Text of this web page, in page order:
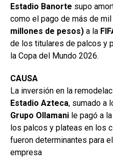
Estadio Banorte supo
como el pago de más de
millones de pesos) a la
de los titulares de palcos y
la Copa del Mundo 2026.
CAUSA
La inversión en la
Estadio Azteca, sumado a
Grupo Ollamani le pagó a la
los palcos y plateas en los
fueron determinantes para
empresa